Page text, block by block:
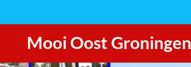
Mooi Oost Groningen